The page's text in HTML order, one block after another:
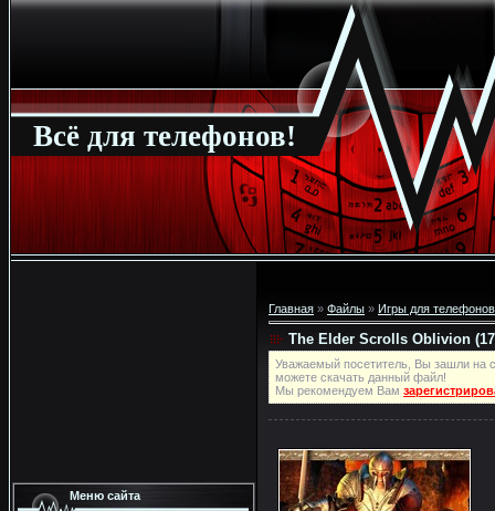
Всё для телефонов!
Меню сайта
Главная » Файлы » Игры для телефонов
The Elder Scrolls Oblivion
Уважаемый посетитель, Вы зашли на
можете скачать данный файл!
Мы рекомендуем Вам